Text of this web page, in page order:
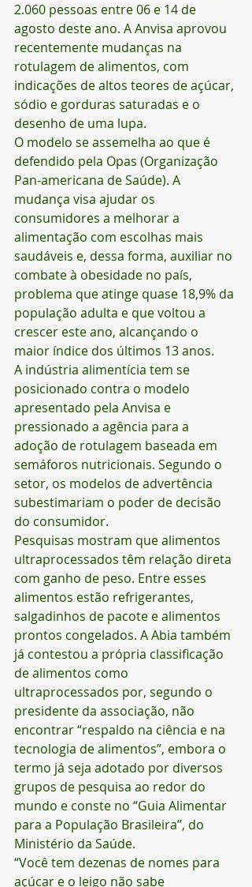
2.060 pessoas entre 06 e 14 de
agosto deste ano. A Anvisa aprovou
recentemente mudanças na
rotulagem de alimentos, com
indicações de altos teores de açúcar,
sódio e gorduras saturadas e o
desenho de uma lupa.
O modelo se assemelha ao que é
defendido pela Opas (Organização
Pan-americana de Saúde). A
mudança visa ajudar os
consumidores a melhorar a
alimentação com escolhas mais
saudáveis e, dessa forma, auxiliar no
combate à obesidade no país,
problema que atinge quase 18,9% da
população adulta e que voltou a
crescer este ano, alcançando o
maior índice dos últimos 13 anos.
A indústria alimentícia tem se
posicionado contra o modelo
apresentado pela Anvisa e
pressionado a agência para a
adoção de rotulagem baseada em
semáforos nutricionais. Segundo o
setor, os modelos de advertência
subestimariam o poder de decisão
do consumidor.
Pesquisas mostram que alimentos
ultraprocessados têm relação direta
com ganho de peso. Entre esses
alimentos estão refrigerantes,
salgadinhos de pacote e alimentos
prontos congelados. A Abia também
já contestou a própria classificação
de alimentos como
ultraprocessados por, segundo o
presidente da associação, não
encontrar “respaldo na ciência e na
tecnologia de alimentos”, embora o
termo já seja adotado por diversos
grupos de pesquisa ao redor do
mundo e conste no “Guia Alimentar
para a População Brasileira”, do
Ministério da Saúde.
“Você tem dezenas de nomes para
açúcar e o leigo não sabe